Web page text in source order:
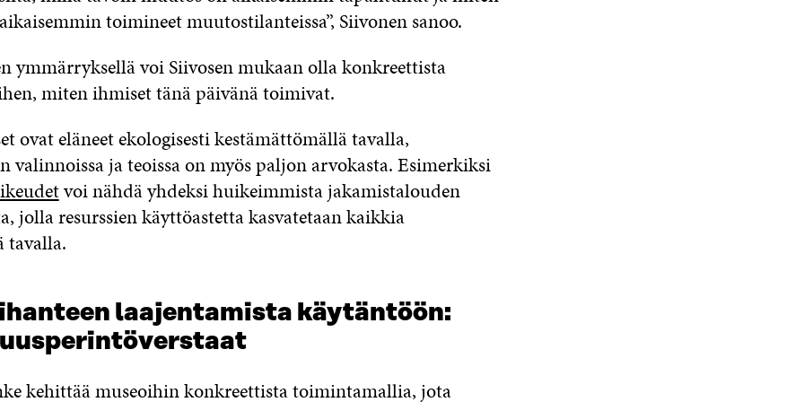
toimineet muutostilanteissa”, Siivonen sanoo.
ymmärryksellä voi Siivosen mukaan olla konkreettista
miten ihmiset tänä päivänä toimivat.
ovat eläneet ekologisesti kestämättömällä tavalla,
valinnoissa ja teoissa on myös paljon arvokasta. Esimerkiksi
voi nähdä yhdeksi huikeimmista jakamistalouden
jolla resurssien käyttöastetta kasvatetaan kaikkia
tavalla.
laajentamista käytäntöön:
kehittää museoihin konkreettista toimintamallia, jota